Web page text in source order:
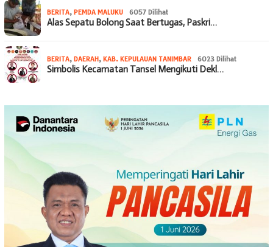
BERITA, PEMDA MALUKU 6057 Dilihat
Alas Sepatu Bolong Saat Bertugas, Paskri…
BERITA, DAERAH, KAB. KEPULAUAN TANIMBAR 6023 Dilihat
Simbolis Kecamatan Tansel Mengikuti Dekl…